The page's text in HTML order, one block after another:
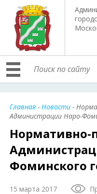
Главная - Новости -
Администрации Наро-
Нормативно-
Фоминского
15 марта 2017